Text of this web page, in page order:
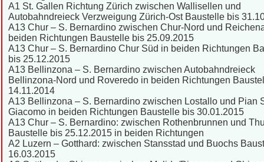
A1 St. Gallen Richtung Zürich zwischen Wallisellen und
Autobahndreieck Verzweigung Zürich-Ost Baustelle bis
A13 Chur – S. Bernardino zwischen Chur-Nord und
beiden Richtungen Baustelle bis 25.09.2015
A13 Chur – S. Bernardino Chur Süd in beiden Richtungen
bis 25.12.2015
A13 Bellinzona – S. Bernardino zwischen Autobahndreieck
Bellinzona-Nord und Roveredo in beiden Richtungen
14.11.2014
A13 Bellinzona – S. Bernardino zwischen Lostallo und Pian
Giacomo in beiden Richtungen Baustelle bis 30.01.2015
A13 Chur – S. Bernardino: zwischen Rothenbrunnen und
Baustelle bis 25.12.2015 in beiden Richtungen
A2 Luzern – Gotthard: zwischen Stansstad und Buochs
16.03.2015